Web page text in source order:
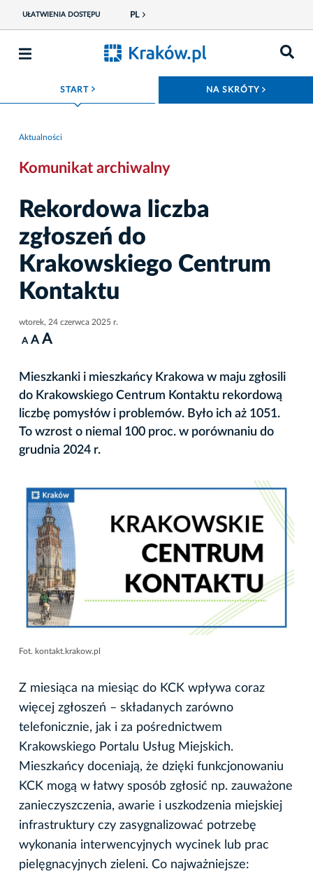
UŁATWIENIA DOSTĘPU PL
START ROZWIŃ MENU NA SKRÓTY
Aktualności
Komunikat archiwalny
Rekordowa liczba
zgłoszeń do
Krakowskiego Centrum
Kontaktu
wtorek, 24 czerwca 2025 r.
A A A
Mieszkanki i mieszkańcy Krakowa w maju zgłosili
do Krakowskiego Centrum Kontaktu rekordową
liczbę pomysłów i problemów. Było ich aż 1051.
To wzrost o niemal 100 proc. w porównaniu do
grudnia 2024 r.
Fot. kontakt.krakow.pl
Z miesiąca na miesiąc do KCK wpływa coraz
więcej zgłoszeń – składanych zarówno
telefonicznie, jak i za pośrednictwem
Krakowskiego Portalu Usług Miejskich.
Mieszkańcy doceniają, że dzięki funkcjonowaniu
KCK mogą w łatwy sposób zgłosić np. zauważone
zanieczyszczenia, awarie i uszkodzenia miejskiej
infrastruktury czy zasygnalizować potrzebę
wykonania interwencyjnych wycinek lub prac
pielęgnacyjnych zieleni. Co najważniejsze: